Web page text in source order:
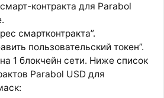
контракта для Parabol
смартконтракта”.
пользовательский токен”.
1 блокчейн сети. Ниже список
Parabol USD для